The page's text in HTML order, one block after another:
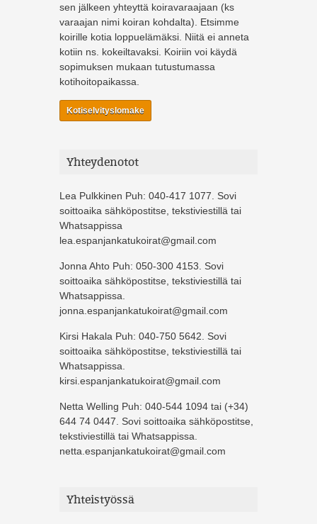
sen jälkeen yhteyttä koiravaraajaan (ks
varaajan nimi koiran kohdalta). Etsimme
koirille kotia loppuelämäksi. Niitä ei anneta
kotiin ns. kokeiltavaksi. Koiriin voi käydä
sopimuksen mukaan tutustumassa
kotihoitopaikassa.
Kotiselvityslomake
Yhteydenotot
Lea Pulkkinen Puh: 040-417 1077. Sovi
soittoaika sähköpostitse, tekstiviestillä tai
Whatsappissa
lea.espanjankatukoirat@gmail.com
Jonna Ahto Puh: 050-300 4153. Sovi
soittoaika sähköpostitse, tekstiviestillä tai
Whatsappissa.
jonna.espanjankatukoirat@gmail.com
Kirsi Hakala Puh: 040-750 5642. Sovi
soittoaika sähköpostitse, tekstiviestillä tai
Whatsappissa.
kirsi.espanjankatukoirat@gmail.com
Netta Welling Puh: 040-544 1094 tai (+34)
644 74 0447. Sovi soittoaika sähköpostitse,
tekstiviestillä tai Whatsappissa.
netta.espanjankatukoirat@gmail.com
Yhteistyössä